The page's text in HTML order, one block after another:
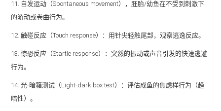
11. 自发运动（Spontaneous movement），胚胎/幼鱼在不受到刺激下
的游动或卷曲行为。
12. 触碰反应（Touch response）：用针尖轻触尾部，观察逃逸反应。
13. 惊恐反应（Startle response）：突然的振动或声音引发的快速逃避
行为。
14. 光-暗箱测试（Light-dark box test）：评估成鱼的焦虑样行为（趋
暗性）。